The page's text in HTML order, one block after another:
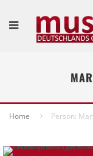
Home Person: